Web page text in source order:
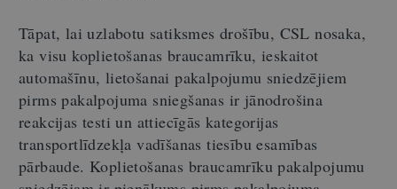
Tāpat, lai uzlabotu satiksmes drošību, CSL nosaka,
ka visu koplietošanas braucamrīku, ieskaitot
automašīnu, lietošanai pakalpojumu sniedzējiem
pirms pakalpojuma sniegšanas ir jānodrošina
reakcijas testi un attiecīgās kategorijas
transportlīdzekļa vadīšanas tiesību esamības
pārbaude. Koplietošanas braucamrīku pakalpojumu